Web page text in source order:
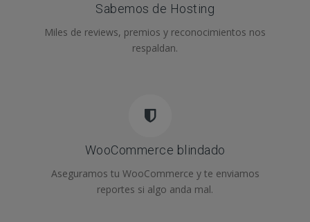
Sabemos de Hosting
Miles de reviews, premios y reconocimientos nos
respaldan.
WooCommerce blindado
Aseguramos tu WooCommerce y te enviamos
reportes si algo anda mal.